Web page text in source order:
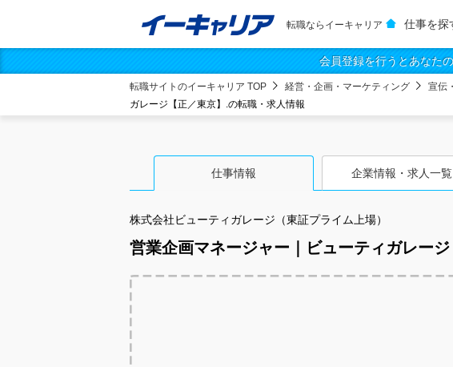
転職ならイーキャリア 仕事を探
会員登録を行うとあなた
転職サイトのイーキャリア TOP 経営・企画・マーケティング 宣伝
ガレージ【正／東京】.の転職・求人情報
仕事情報 企業情報・求人一覧
株式会社ビューティガレージ（東証プライム上場）
営業企画マネージャー｜ビューティガレー